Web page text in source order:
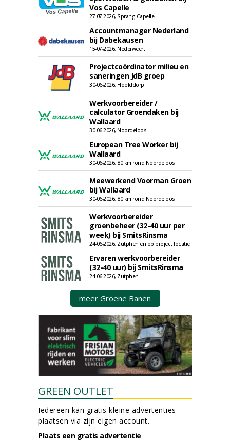
Vos Capelle
27-07-2026, Sprang-Capelle
Accountmanager Nederland
bij Dabekausen
15-07-2026, Nederweert
Projectcoördinator milieu en
saneringen JdB groep
30-06-2026, Hoofddorp
Werkvoorbereider /
calculator Groendaken bij
Wallaard
30-06-2026, Noordeloos
European Tree Worker bij
Wallaard
30-06-2026, 80 km rond Noordeloos
Meewerkend Voorman Groen
bij Wallaard
30-06-2026, 80 km rond Noordeloos
Werkvoorbereider
groenbeheer (32-40 uur per
week) bij SmitsRinsma
24-06-2026, Zutphen en op project locatie
Ervaren werkvoorbereider
(32-40 uur) bij SmitsRinsma
24-06-2026, Zutphen
meer Groene Banen
GREEN OUTLET
Iedereen kan gratis kleine advertenties
plaatsen via zijn eigen account.
Plaats een gratis advertentie